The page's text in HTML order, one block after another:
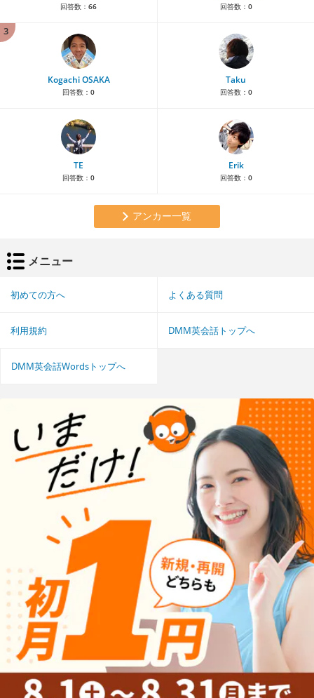
回答数： 66 回答数： 0
3
Kogachi OSAKA
回答数： 0
Taku
回答数： 0
TE
回答数： 0
Erik
回答数： 0
アンカー一覧
メニュー
初めての方へ よくある質問
利用規約 DMM英会話トップへ
DMM英会話Wordsトップへ